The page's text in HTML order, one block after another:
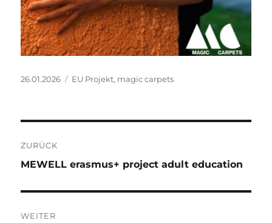
Veröffentlicht
26.01.2026 Kategorien
EU Projekt, magic carpets
Beitragsnavigation
ZURÜCK
Vorheriger
MEWELL erasmus+ project adult education
WEITER